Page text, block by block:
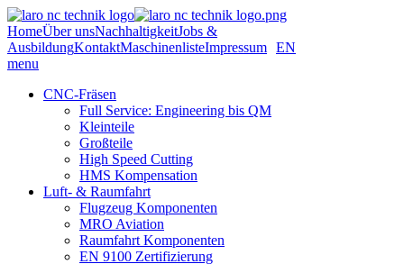
HomeÜber unsNachhaltigkeitJobs &
AusbildungKontaktMaschinenlisteImpressum EN
menu
CNC-Fräsen
Full Service: Engineering bis QM
Kleinteile
Großteile
High Speed Cutting
HMS Kompensation
Luft- & Raumfahrt
Flugzeug Komponenten
MRO Aviation
Raumfahrt Komponenten
EN 9100 Zertifizierung